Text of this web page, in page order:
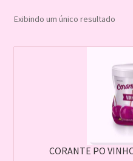
Minha conta
Exibindo um único resultado
CORANTE PO